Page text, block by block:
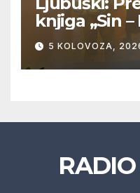
knjiga „Sin
dr. sc.
5 KOLOVOZA,